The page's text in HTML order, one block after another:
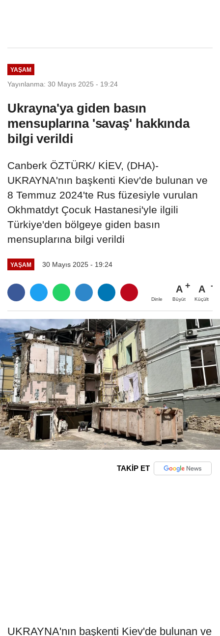
YAŞAM
Yayınlanma: 30 Mayıs 2025 - 19:24
Ukrayna'ya giden basın
mensuplarına 'savaş' hakkında
bilgi verildi
Canberk ÖZTÜRK/ KİEV, (DHA)-
UKRAYNA'nın başkenti Kiev'de bulunan ve
8 Temmuz 2024'te Rus füzesiyle vurulan
Okhmatdyt Çocuk Hastanesi'yle ilgili
Türkiye'den bölgeye giden basın
mensuplarına bilgi verildi
YAŞAM 30 Mayıs 2025 - 19:24
Dinle
A
Büyüt
A
Küçült
TAKİP ET
UKRAYNA'nın başkenti Kiev'de bulunan ve